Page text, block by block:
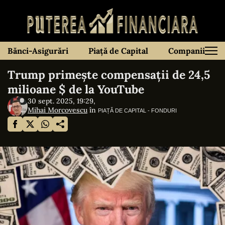
Bănci-Asigurări Piață de Capital Companii
Trump primește compensații de 24,5
milioane $ de la YouTube
30 sept. 2025, 19:29,
Mihai Morcovescu în PIAȚĂ DE CAPITAL - FONDURI